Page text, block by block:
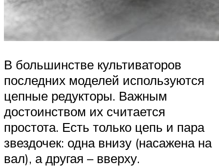
В большинстве культиваторов
последних моделей используются
цепные редукторы. Важным
достоинством их считается
простота. Есть только цепь и пара
звездочек: одна внизу (насажена на
вал), а другая – вверху.